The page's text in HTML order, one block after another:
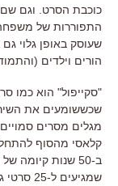
כוכבת הסרט. וגם
התפוררות של
שעוסק באופן גלוי
הורים וילדים
"סקייפול" הוא כמו
שכששומעים את
מגלים מסרים
קלאסי מהסוף
ב-50 שנות